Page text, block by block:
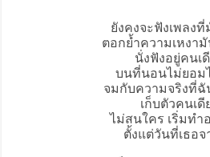
ยังคงจะฟังเพลงที่
ตอกย้ำความเหงามั
นั่งฟังอยู่คนเ
บนที่นอนไม่ยอม
จมกับความจริงที่ฉั
เก็บตัวคนเดี
ไม่สนใคร เริ่มทำ
ตั้งแต่วันที่เธอจ